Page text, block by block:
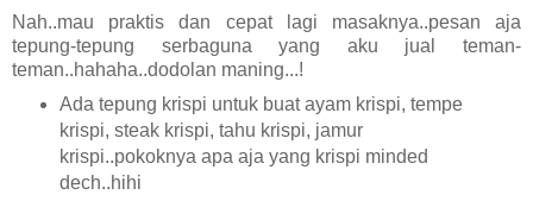
Nah..mau praktis dan cepat lagi masaknya..pesan aja
tepung-tepung serbaguna yang aku jual teman-
teman..hahaha..dodolan maning...!
Ada tepung krispi untuk buat ayam krispi, tempe
krispi, steak krispi, tahu krispi, jamur
krispi..pokoknya apa aja yang krispi minded
dech..hihi